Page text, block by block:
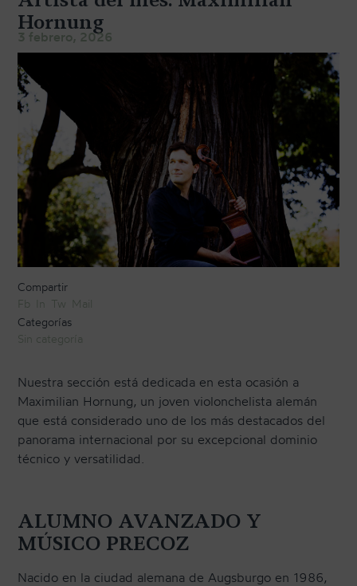
TRANSPORTE Y ALMACENAJE
MANTENIMIENTO Y TASACIÓN
RESTAURACIÓN
NOSOTROS
HISTORIA
MEDIOS
CONTACTO
NEWSLETTER
Hornung
3 febrero, 2026
Compartir
Fb
In Tw
Mail
Categorías
Sin categoría
Nuestra sección está dedicada en esta ocasión a
Maximilian Hornung, un joven violonchelista alemán
que está considerado uno de los más destacados del
panorama internacional por su excepcional dominio
técnico y versatilidad.
ALUMNO AVANZADO Y
MÚSICO PRECOZ
Nacido en la ciudad alemana de Augsburgo en 1986,